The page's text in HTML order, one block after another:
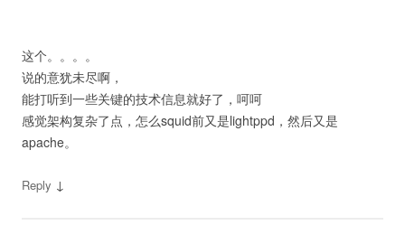
这个。。。。
说的意犹未尽啊，
能打听到一些关键的技术信息就好了，呵呵
感觉架构复杂了点，怎么squid前又是lightppd，然后又是
apache。
Reply ↓